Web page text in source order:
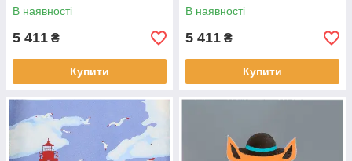
В наявності
5 411 ₴
Купити
В наявності
5 411 ₴
Купити